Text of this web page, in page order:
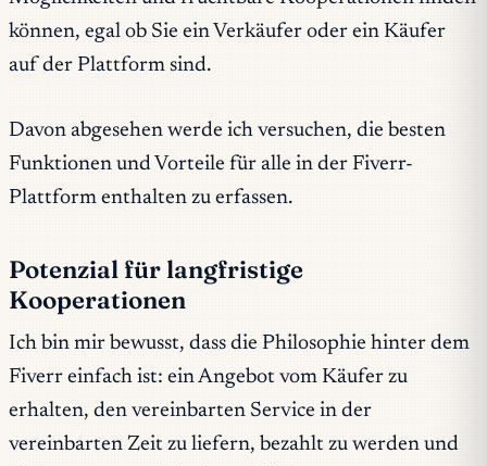
können, egal ob Sie ein Verkäufer oder ein Käufer
auf der Plattform sind.
Davon abgesehen werde ich versuchen, die besten
Funktionen und Vorteile für alle in der Fiverr-
Plattform enthalten zu erfassen.
Potenzial für langfristige
Kooperationen
Ich bin mir bewusst, dass die Philosophie hinter dem
Fiverr einfach ist: ein Angebot vom Käufer zu
erhalten, den vereinbarten Service in der
vereinbarten Zeit zu liefern, bezahlt zu werden und